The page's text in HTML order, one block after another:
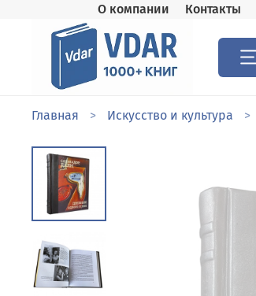
О компании Контакты
Главная Искусство и культура